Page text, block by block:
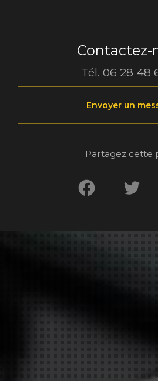
Contactez-
Tél. 06 28 48
Envoyer un
Partagez cette